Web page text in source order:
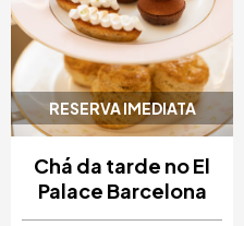
RESERVA IMEDIATA
Chá da tarde no El
Palace Barcelona